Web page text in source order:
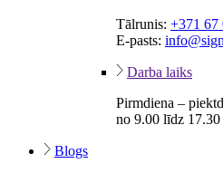
Tālrunis: +371 67
E-pasts:
Darba laiks
Pirmdiena –
no 9.00 līdz 17.30
Blogs